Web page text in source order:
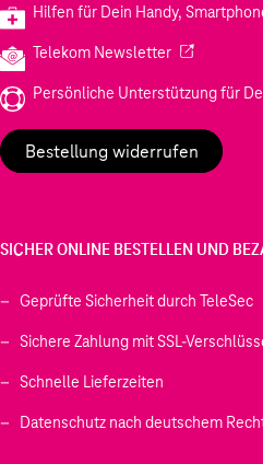
Hilfen für Dein Handy,
Telekom Newsletter(Wird in
Persönliche Unterstützung für
Bestellung widerrufen
SICHER ONLINE BESTELLEN UND
Geprüfte Sicherheit durch TeleSec
Sichere Zahlung mit SSL-
Schnelle Lieferzeiten
Datenschutz nach deutschem